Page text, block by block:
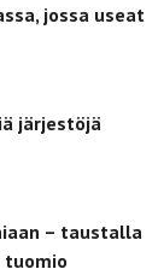
jossa useat
järjestöjä
– taustalla
tuomio